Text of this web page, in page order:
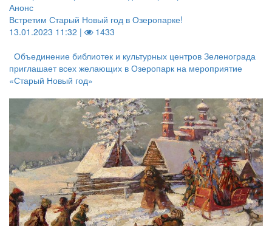
Анонс
Встретим Старый Новый год в Озеропарке!
13.01.2023 11:32 |
1433
Объединение библиотек и культурных центров Зеленограда
приглашает всех желающих в Озеропарк на мероприятие
«Старый Новый год»